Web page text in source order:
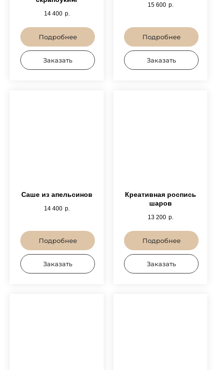
14 400 р.
Подробнее
Заказать
15 600 р.
Подробнее
Заказать
Саше из апельсинов
14 400 р.
Подробнее
Заказать
Креативная роспись
шаров
13 200 р.
Подробнее
Заказать